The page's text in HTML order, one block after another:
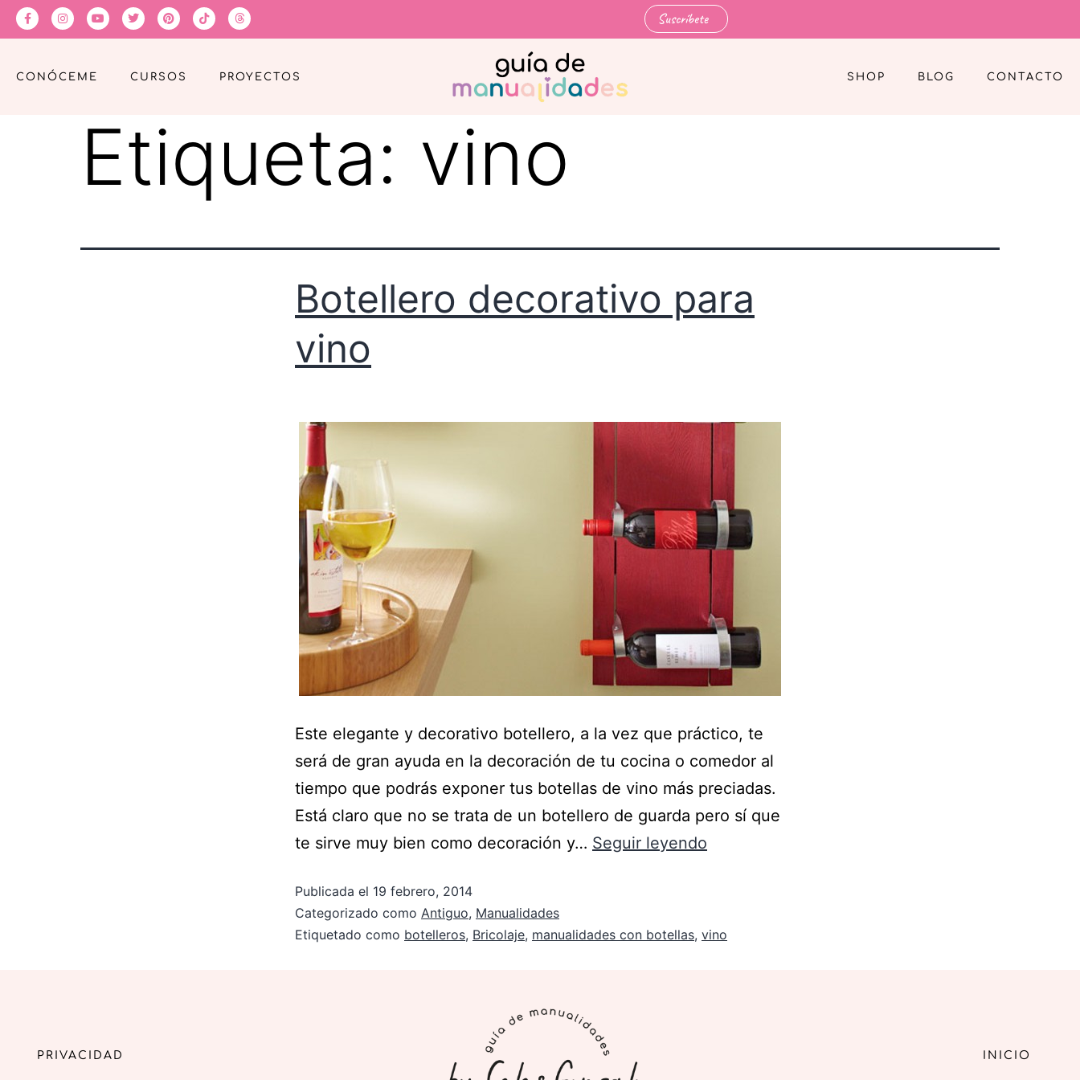
Suscríbete
CONÓCEME CURSOS PROYECTOS SHOP BLOG CONTACTO
Etiqueta: vino
Botellero decorativo para
vino
Este elegante y decorativo botellero, a la vez que práctico, te
será de gran ayuda en la decoración de tu cocina o comedor al
tiempo que podrás exponer tus botellas de vino más preciadas.
Está claro que no se trata de un botellero de guarda pero sí que
te sirve muy bien como decoración y… Seguir leyendo
Publicada el 19 febrero, 2014
Categorizado como Antiguo, Manualidades
Etiquetado como botelleros, Bricolaje, manualidades con botellas, vino
PRIVACIDAD INICIO